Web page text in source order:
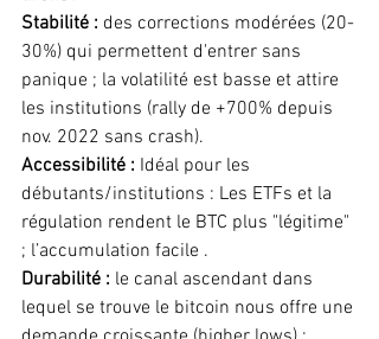
Stabilité : des corrections modérées (20-
30%) qui permettent d'entrer sans
panique ; la volatilité est basse et attire
les institutions (rally de +700% depuis
nov. 2022 sans crash).
Accessibilité : Idéal pour les
débutants/institutions : Les ETFs et la
régulation rendent le BTC plus "légitime"
; l’accumulation facile .
Durabilité : le canal ascendant dans
lequel se trouve le bitcoin nous offre une